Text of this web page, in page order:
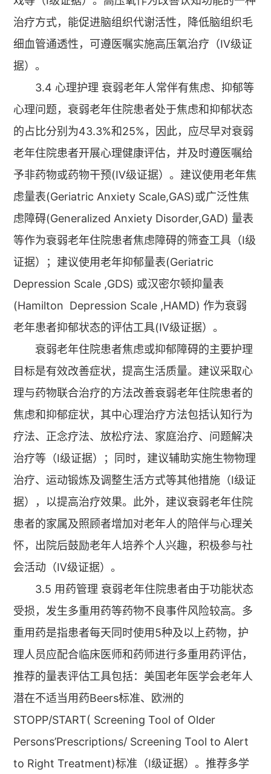
治疗方式，能促进脑组织代谢活性，降低脑组织毛
细血管通透性，可遵医嘱实施高压氧治疗（Ⅳ级证
据）。
3.4 心理护理 衰弱老年人常伴有焦虑、抑郁等
心理问题，衰弱老年住院患者处于焦虑和抑郁状态
的占比分别为43.3%和25%，因此，应尽早对衰弱
老年住院患者开展心理健康评估，并及时遵医嘱给
予非药物或药物干预(Ⅳ级证据）。建议使用老年焦
虑量表(Geriatric Anxiety Scale,GAS)或广泛性焦
虑障碍(Generalized Anxiety Disorder,GAD) 量表
等作为衰弱老年住院患者焦虑障碍的筛查工具（Ⅰ级
证据）；建议使用老年抑郁量表(Geriatric
Depression Scale ,GDS) 或汉密尔顿抑量表
(Hamilton Depression Scale ,HAMD) 作为衰弱
老年患者抑郁状态的评估工具(Ⅳ级证据）。
衰弱老年住院患者焦虑或抑郁障碍的主要护理
目标是有效改善症状，提高生活质量。建议采取心
理与药物联合治疗的方法改善衰弱老年住院患者的
焦虑和抑郁症状，其中心理治疗方法包括认知行为
疗法、正念疗法、放松疗法、家庭治疗、问题解决
治疗等（Ⅰ级证据）；同时，建议辅助实施生物物理
治疗、运动锻炼及调整生活方式等其他措施（Ⅰ级证
据），以提高治疗效果。此外，建议衰弱老年住院
患者的家属及照顾者增加对老年人的陪伴与心理关
怀，出院后鼓励老年人培养个人兴趣，积极参与社
会活动（Ⅳ级证据）。
3.5 用药管理 衰弱老年住院患者由于功能状态
受损，发生多重用药等药物不良事件风险较高。多
重用药是指患者每天同时使用5种及以上药物，护
理人员应配合临床医师和药师进行多重用药评估，
推荐的量表评估工具包括：美国老年医学会老年人
潜在不适当用药Beers标准、欧洲的
STOPP/START( Screening Tool of Older
Persons’Prescriptions/ Screening Tool to Alert
to Right Treatment)标准（Ⅰ级证据）。推荐多学